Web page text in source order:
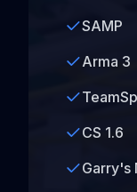
SAMP
Arma 3
CS 1.6
Garry's